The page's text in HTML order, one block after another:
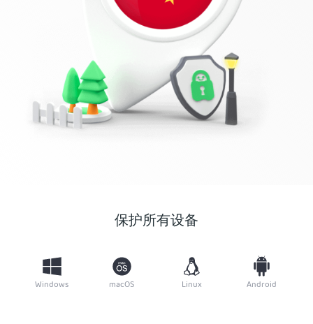
保护所有设备
Windows macOS Linux Android